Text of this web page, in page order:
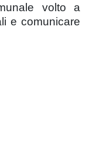
volto a
e comunicare